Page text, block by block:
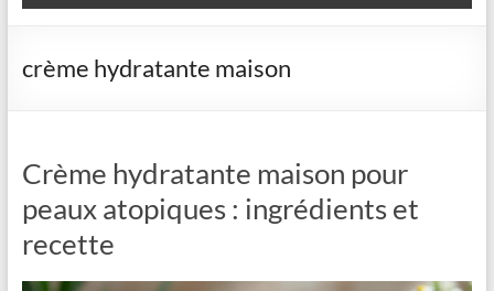
crème hydratante maison
Crème hydratante maison pour
peaux atopiques : ingrédients et
recette